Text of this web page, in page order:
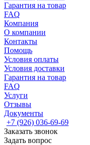
Гарантия на товар
FAQ
Компания
О компании
Контакты
Помощь
Условия оплаты
Условия доставки
Гарантия на товар
FAQ
Услуги
Отзывы
Документы
+7 (926) 036-69-69
Заказать звонок
Задать вопрос